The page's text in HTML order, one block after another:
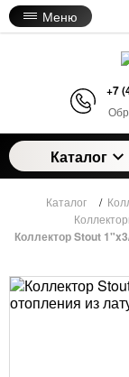
Меню
+7
Каталог
Каталог /
Коллектор Stout